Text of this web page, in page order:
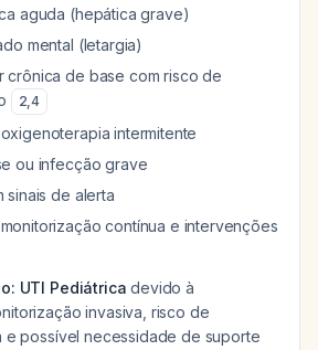
aguda (hepática grave)
mental (letargia)
crônica de base com risco de
2,4
intermitente
ou infecção grave
sinais de alerta
contínua e intervenções
UTI Pediátrica devido à
invasiva, risco de
e possível necessidade de suporte